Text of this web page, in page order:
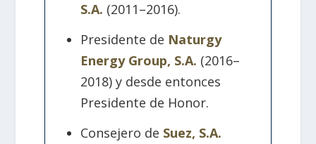
S.A. (2011–2016).
Presidente de Naturgy
Energy Group, S.A. (2016–
2018) y desde entonces
Presidente de Honor.
Consejero de Suez, S.A.